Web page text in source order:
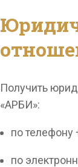
Получить
«АРБИ»:
по телефону
по